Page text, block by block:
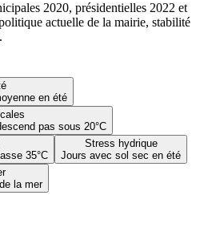
en été
pas sous 20°C
35°C
Stress hydrique
Jours avec sol sec en été
la mer
2020, présidentielles 2022 et
actuelle de la mairie, stabilité